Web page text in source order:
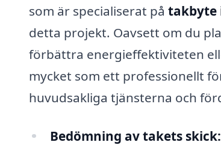
som är specialiserat på takbyte
detta projekt. Oavsett om du
förbättra energieffektiviteten
mycket som ett professionellt
huvudsakliga tjänsterna och
Bedömning av takets skick: